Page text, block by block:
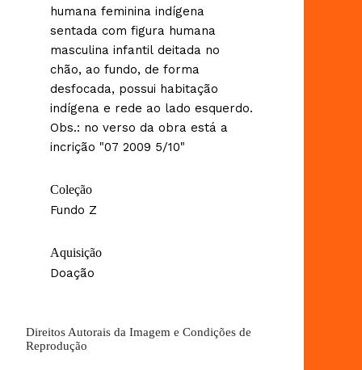
humana feminina indígena
sentada com figura humana
masculina infantil deitada no
chão, ao fundo, de forma
desfocada, possui habitação
indígena e rede ao lado esquerdo.
Obs.: no verso da obra está a
incrição "07 2009 5/10"
Coleção
Fundo Z
Aquisição
Doação
Direitos Autorais da Imagem e Condições de
Reprodução